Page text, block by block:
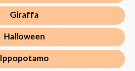
Giraffa
Halloween
Ippopotamo